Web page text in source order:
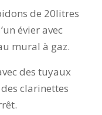
de 20litres
évier avec
mural à gaz.
des tuyaux
clarinettes